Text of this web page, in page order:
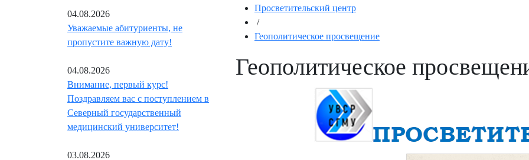
04.08.2026
Уважаемые абитуриенты, не
пропустите важную дату!
04.08.2026
Внимание, первый курс!
Поздравляем вас с поступлением в
Северный государственный
медицинский университет!
03.08.2026
Просветительский центр
/
Геополитическое просвещение
Геополитическое